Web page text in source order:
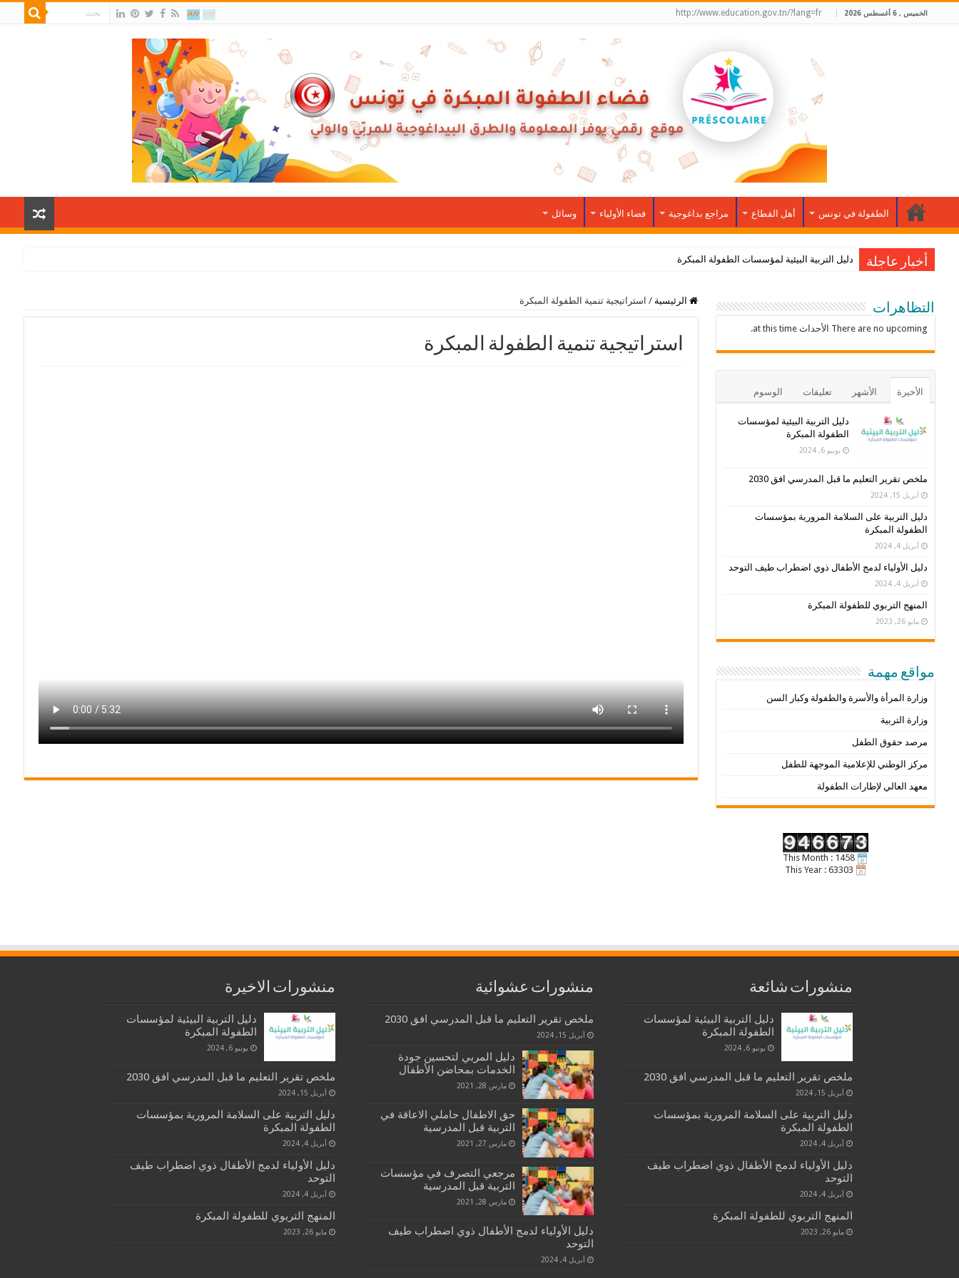
الخميس , 6 أغسطس 2026 http://www.education.gov.tn/?lang=fr
الطفولة في تونس أهل القطاع مراجع بداغوجية فضاء الأولياء وسائل
أخبار عاجلة دليل التربية البيئية لمؤسسات الطفولة المبكرة
الرئيسية / استراتيجية تنمية الطفولة المبكرة
استراتيجية تنمية الطفولة المبكرة
التظاهرات
There are no upcoming الأحداث at this time.
الأخيرة الأشهر تعليقات الوسوم
دليل التربية البيئية لمؤسسات
الطفولة المبكرة
يونيو 6, 2024
ملخص تقرير التعليم ما قبل المدرسي افق 2030
أبريل 15, 2024
دليل التربية على السلامة المرورية بمؤسسات
الطفولة المبكرة
أبريل 4, 2024
دليل الأولياء لدمج الأطفال ذوي اضطراب طيف التوحد
أبريل 4, 2024
المنهج التربوي للطفولة المبكرة
مايو 26, 2023
مواقع مهمة
وزارة المرأة والأسرة والطفولة وكبار السن
وزارة التربية
مرصد حقوق الطفل
مركز الوطني للإعلامية الموجهة للطفل
معهد العالي لإطارات الطفولة
منشورات شائعة
دليل التربية البيئية لمؤسسات
الطفولة المبكرة
يونيو 6, 2024
ملخص تقرير التعليم ما قبل المدرسي افق 2030
أبريل 15, 2024
دليل التربية على السلامة المرورية بمؤسسات
الطفولة المبكرة
أبريل 4, 2024
دليل الأولياء لدمج الأطفال ذوي اضطراب طيف
التوحد
أبريل 4, 2024
المنهج التربوي للطفولة المبكرة
مايو 26, 2023
منشورات عشوائية
ملخص تقرير التعليم ما قبل المدرسي افق 2030
أبريل 15, 2024
دليل المربي لتحسين جودة
الخدمات بمحاضن الأطفال
مارس 28, 2021
حق الاطفال حاملي الاعاقة في
التربية قبل المدرسية
مارس 27, 2021
مرجعي التصرف في مؤسسات
التربية قبل المدرسية
مارس 28, 2021
دليل الأولياء لدمج الأطفال ذوي اضطراب طيف
التوحد
أبريل 4, 2024
منشورات الاخيرة
دليل التربية البيئية لمؤسسات
الطفولة المبكرة
يونيو 6, 2024
ملخص تقرير التعليم ما قبل المدرسي افق 2030
أبريل 15, 2024
دليل التربية على السلامة المرورية بمؤسسات
الطفولة المبكرة
أبريل 4, 2024
دليل الأولياء لدمج الأطفال ذوي اضطراب طيف
التوحد
أبريل 4, 2024
المنهج التربوي للطفولة المبكرة
مايو 26, 2023